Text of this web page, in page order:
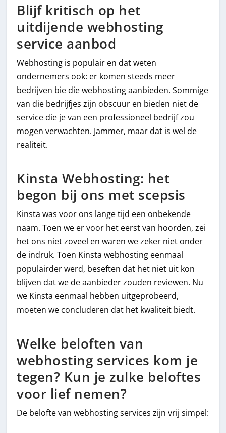
Blijf kritisch op het
uitdijende webhosting
service aanbod
Webhosting is populair en dat weten
ondernemers ook: er komen steeds meer
bedrijven bie die webhosting aanbieden. Sommige
van die bedrijfjes zijn obscuur en bieden niet de
service die je van een professioneel bedrijf zou
mogen verwachten. Jammer, maar dat is wel de
realiteit.
Kinsta Webhosting: het
begon bij ons met scepsis
Kinsta was voor ons lange tijd een onbekende
naam. Toen we er voor het eerst van hoorden, zei
het ons niet zoveel en waren we zeker niet onder
de indruk. Toen Kinsta webhosting eenmaal
populairder werd, beseften dat het niet uit kon
blijven dat we de aanbieder zouden reviewen. Nu
we Kinsta eenmaal hebben uitgeprobeerd,
moeten we concluderen dat het kwaliteit biedt.
Welke beloften van
webhosting services kom je
tegen? Kun je zulke beloftes
voor lief nemen?
De belofte van webhosting services zijn vrij simpel: